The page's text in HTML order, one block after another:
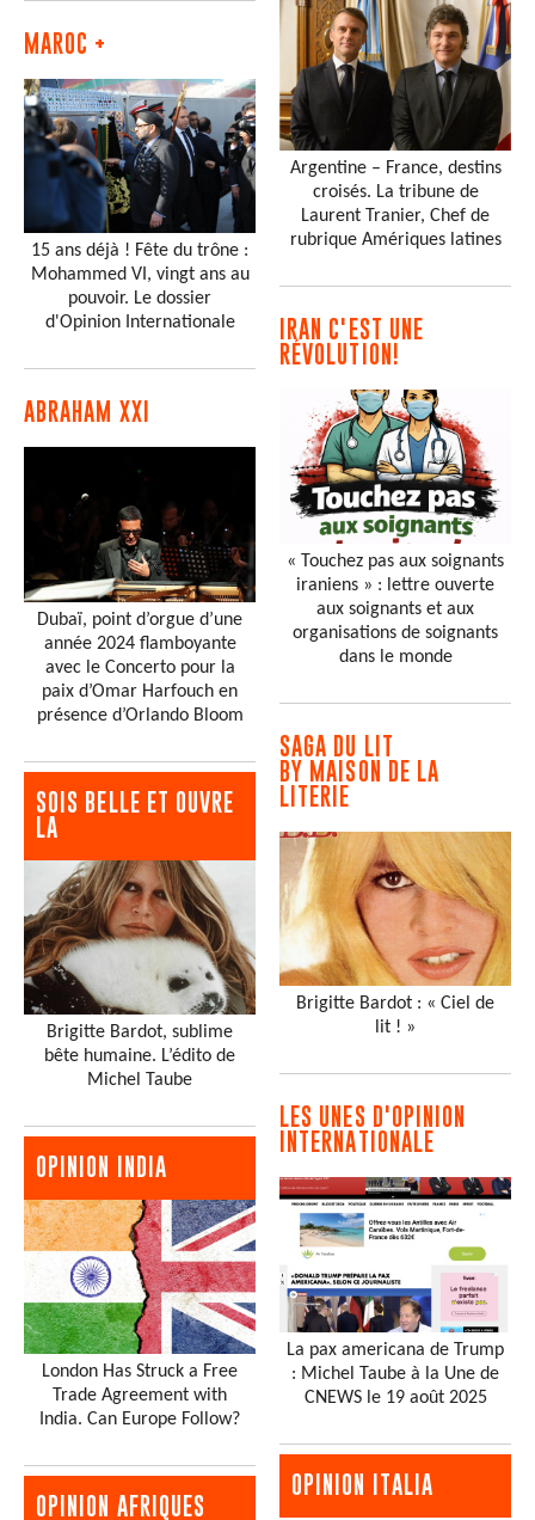
MAROC +
15 ans déjà ! Fête du trône :
Mohammed VI, vingt ans au
pouvoir. Le dossier
d'Opinion Internationale
ABRAHAM XXI
Dubaï, point d’orgue d’une
année 2024 flamboyante
avec le Concerto pour la
paix d’Omar Harfouch en
présence d’Orlando Bloom
SOIS BELLE ET OUVRE
LA
Brigitte Bardot, sublime
bête humaine. L’édito de
Michel Taube
OPINION INDIA
London Has Struck a Free
Trade Agreement with
India. Can Europe Follow?
OPINION AFRIQUES
Argentine – France, destins
croisés. La tribune de
Laurent Tranier, Chef de
rubrique Amériques latines
IRAN C'EST UNE
RÉVOLUTION!
« Touchez pas aux soignants
iraniens » : lettre ouverte
aux soignants et aux
organisations de soignants
dans le monde
SAGA DU LIT
BY MAISON DE LA
LITERIE
Brigitte Bardot : « Ciel de
lit ! »
LES UNES D'OPINION
INTERNATIONALE
La pax americana de Trump
: Michel Taube à la Une de
CNEWS le 19 août 2025
OPINION ITALIA